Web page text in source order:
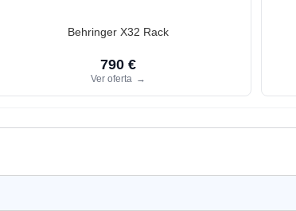
Behringer X32 Rack
790 €
Ver oferta →